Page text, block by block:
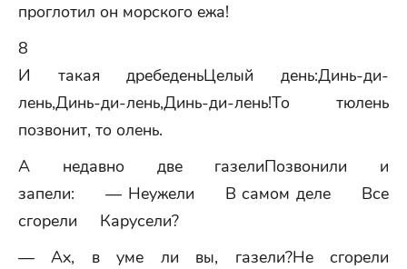
проглотил он морского ежа!
8
И такая дребеденьЦелый день:Динь-ди-
лень,Динь-ди-лень,Динь-ди-лень!То тюлень
позвонит, то олень.
А недавно две газелиПозвонили и
запели: — Неужели В самом деле Все
сгорели Карусели?
— Ах, в уме ли вы, газели?Не сгорели